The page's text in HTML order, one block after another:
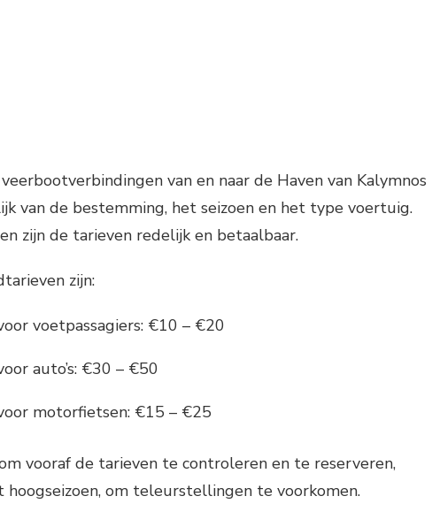
van en naar de Haven van Kalymnos
van de bestemming, het seizoen en het type voertuig.
zijn de tarieven redelijk en betaalbaar.
zijn:
voetpassagiers: €10 – €20
auto’s: €30 – €50
motorfietsen: €15 – €25
vooraf de tarieven te controleren en te reserveren,
hoogseizoen, om teleurstellingen te voorkomen.